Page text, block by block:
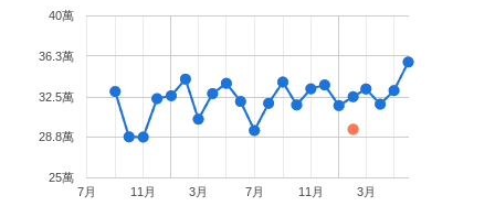
7月 11月 3月 7月 11月 3月
25萬
28.8萬
32.5萬
36.3萬
40萬